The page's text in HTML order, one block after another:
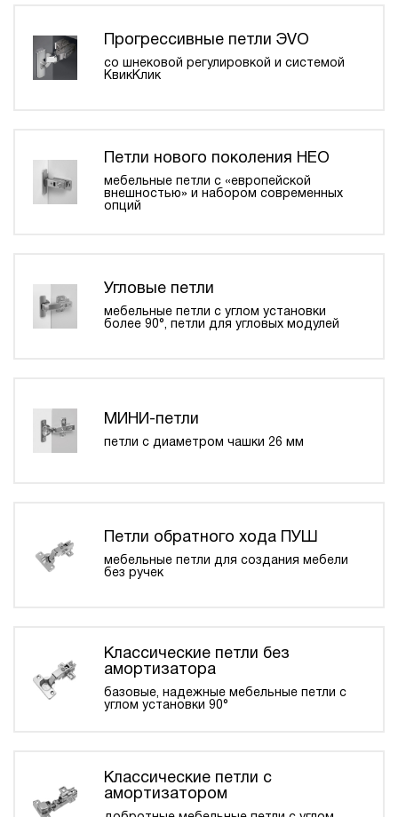
Прогрессивные петли ЭVO
со шнековой регулировкой и системой
КвикКлик
Петли нового поколения НЕО
мебельные петли с «европейской
внешностью» и набором современных
опций
Угловые петли
мебельные петли с углом установки
более 90°, петли для угловых модулей
МИНИ-петли
петли с диаметром чашки 26 мм
Петли обратного хода ПУШ
мебельные петли для создания мебели
без ручек
Классические петли без
амортизатора
базовые, надежные мебельные петли с
углом установки 90°
Классические петли с
амортизатором